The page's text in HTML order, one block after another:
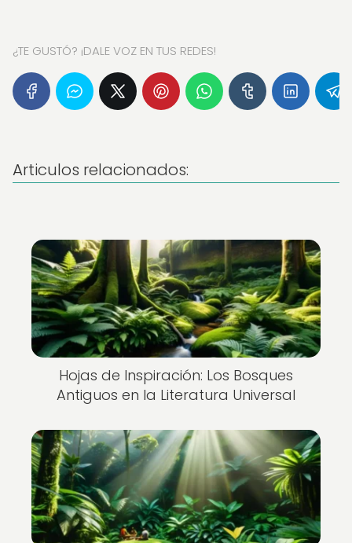
¿TE GUSTÓ? ¡DALE VOZ EN TUS REDES!
Articulos relacionados:
Hojas de Inspiración: Los Bosques
Antiguos en la Literatura Universal